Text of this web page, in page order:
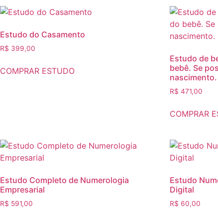
Estudo do Casamento
R$ 399,00
COMPRAR ESTUDO
Estudo de
bebê. Se
nascimento.
R$ 471,00
COMPRAR
Estudo Completo de Numerologia
Empresarial
R$ 591,00
Estudo
Digital
R$ 60,00